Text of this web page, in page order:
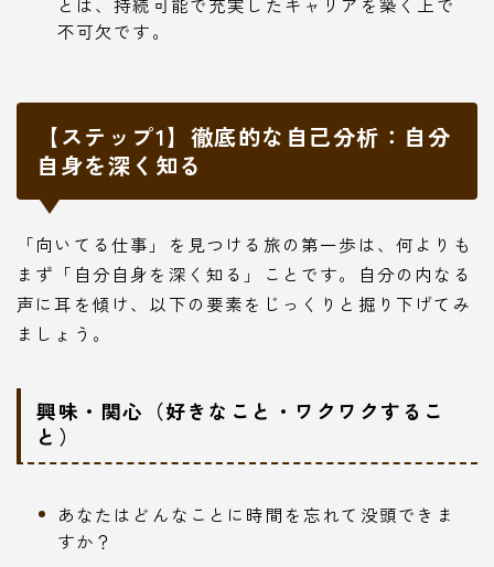
不可欠です。
【ステップ1】徹底的な自己分析：自分
自身を深く知る
「向いてる仕事」を見つける旅の第一歩は、何よりも
まず「自分自身を深く知る」ことです。自分の内なる
声に耳を傾け、以下の要素をじっくりと掘り下げてみ
ましょう。
興味・関心（好きなこと・ワクワクするこ
と）
あなたはどんなことに時間を忘れて没頭できま
すか？